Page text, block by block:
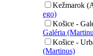
Kežmarok
ego)
Košice -
Galéria
Košice -
(Martinus)